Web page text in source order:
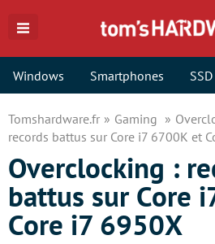
Windows Smartphones SSD
Tomshardware.fr Gaming
records battus sur Core i7 6700K et
Overclocking :
battus sur Core
Core i7 6950X